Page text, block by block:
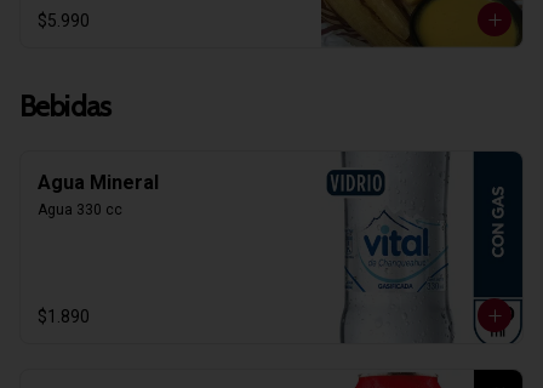
$5.990
Bebidas
Agua Mineral
Agua 330 cc
$1.890